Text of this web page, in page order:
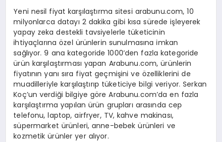
Yeni nesil fiyat karşılaştırma sitesi arabunu.com, 10
milyonlarca datayı 2 dakika gibi kısa sürede işleyerek
yapay zeka destekli tavsiyelerle tüketicinin
ihtiyaçlarına özel ürünlerin sunulmasına imkan
sağlıyor. 9 ana kategoride 1000’den fazla kategoride
ürün karşılaştırması yapan Arabunu.com, ürünlerin
fiyatının yanı sıra fiyat geçmişini ve özelliklerini de
muadilleriyle karşılaştırıp tüketiciye bilgi veriyor. Serkan
Koç’un verdiği bilgiye göre Arabunu.com’da en fazla
karşılaştırma yapılan ürün grupları arasında cep
telefonu, laptop, airfryer, TV, kahve makinası,
süpermarket ürünleri, anne-bebek ürünleri ve
kozmetik ürünler yer alıyor.